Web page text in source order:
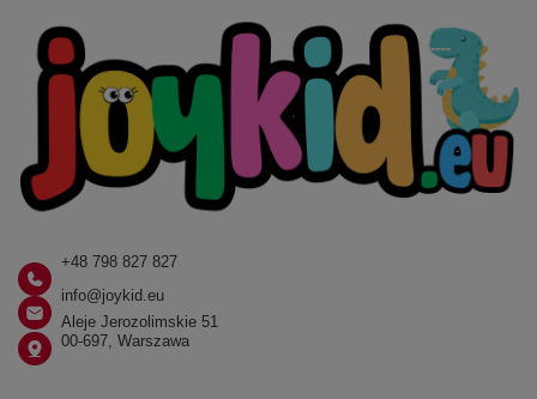
+48 798 827 827
info@joykid.eu
Aleje Jerozolimskie 51
00-697, Warszawa